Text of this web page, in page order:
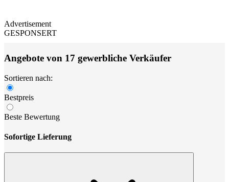
Advertisement
GESPONSERT
Angebote von 17 gewerbliche Verkäufer
Sortieren nach:
Bestpreis
Beste Bewertung
Sofortige Lieferung